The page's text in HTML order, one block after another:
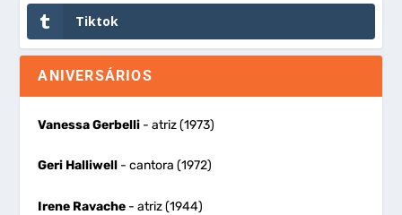
Tiktok
ANIVERSÁRIOS
Vanessa Gerbelli - atriz (1973)
Geri Halliwell - cantora (1972)
Irene Ravache - atriz (1944)